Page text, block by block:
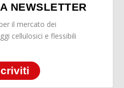
NEWSLETTER
il mercato dei
cellulosici e flessibili